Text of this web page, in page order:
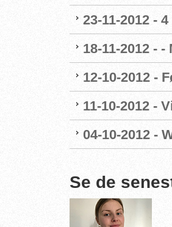
23-11-2012 -
18-11-2012 -
12-10-2012 -
11-10-2012 -
04-10-2012 -
Se de